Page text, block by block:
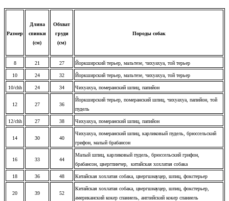
Размер
Длина
спинки
(см)
Обхват
груди
(см)
Породы собак
8 21 27 Йоркширский терьер, мальтезе, чихуахуа, той терьер
10 24 32 Йоркширский терьер, мальтезе, чихуахуа, той терьер
10/chh 24 34 Чихуахуа, померанский шпиц, папийон
12 27 36
Йоркширский терьер, померанский шпиц, чихуахуа, папийон, той
пудель
12/chh 27 38 Чихуахуа, померанский шпиц, папийон
14 30 40
Чихуахуа, померанский шпиц, карликовый пудель, брюссельский
грифон, малый брабансон
16 33 44
Малый шпиц, карликовый пудель, брюссельский грифон,
брабансон, цвергпинчер, китайская хохлатая собака
18 36 48 Китайская хохлатая собака, цвергшнауцер, шпиц, фокстерьер
20 39 52
Китайская хохлатая собака, цвергшнауцер, шпиц, фокстерьер,
американский кокер спаниель, английский кокер спаниель